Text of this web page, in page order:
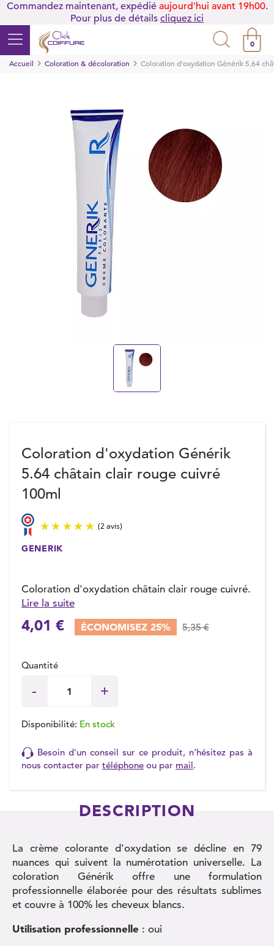
Commandez maintenant, expédié aujourd'hui avant 19h00.
Pour plus de détails cliquez ici
0
Accueil
Coloration & décoloration Coloration d'oxydation Générik 5.64
Coloration d'oxydation Générik
5.64 châtain clair rouge cuivré
100ml
(2 avis)
GENERIK
Coloration d'oxydation châtain clair rouge cuivré.
Lire la suite
4,01 € ÉCONOMISEZ 25% 5,35 €
Quantité
Disponibilité: En stock
Besoin d'un conseil sur ce produit, n'hésitez pas à
nous contacter par téléphone ou par mail.
DESCRIPTION
La crème colorante d’oxydation se décline en 79
nuances qui suivent la numérotation universelle. La
coloration Générik offre une formulation
professionnelle élaborée pour des résultats sublimes
et couvre à 100% les cheveux blancs.
Utilisation professionnelle : oui